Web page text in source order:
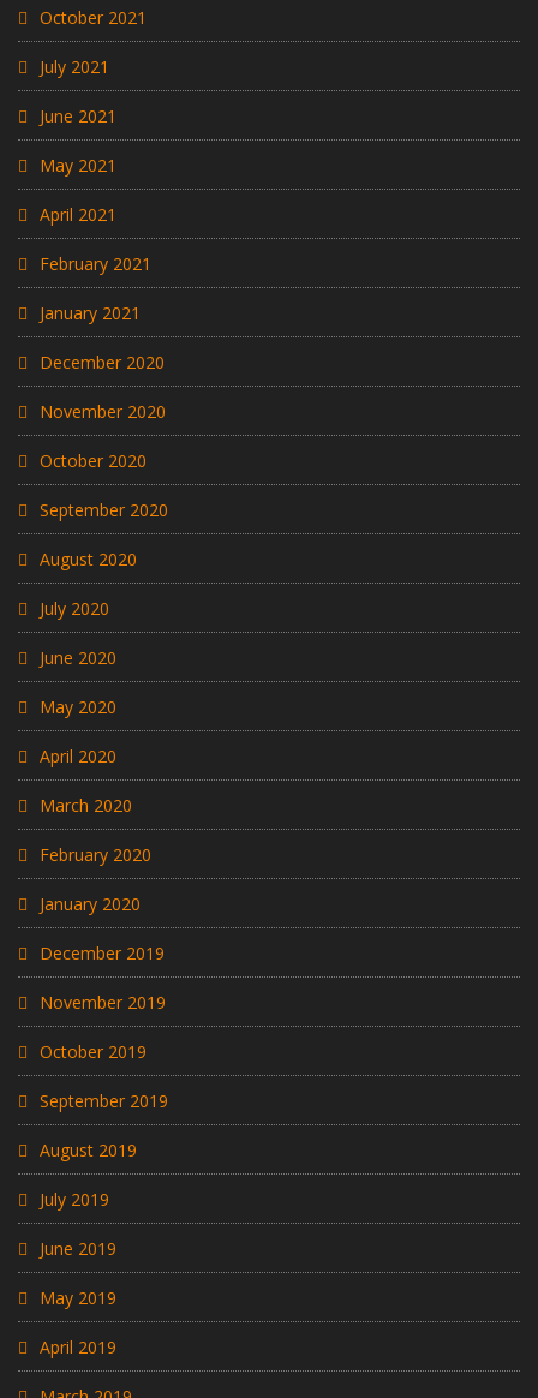
October 2021
July 2021
June 2021
May 2021
April 2021
February 2021
January 2021
December 2020
November 2020
October 2020
September 2020
August 2020
July 2020
June 2020
May 2020
April 2020
March 2020
February 2020
January 2020
December 2019
November 2019
October 2019
September 2019
August 2019
July 2019
June 2019
May 2019
April 2019